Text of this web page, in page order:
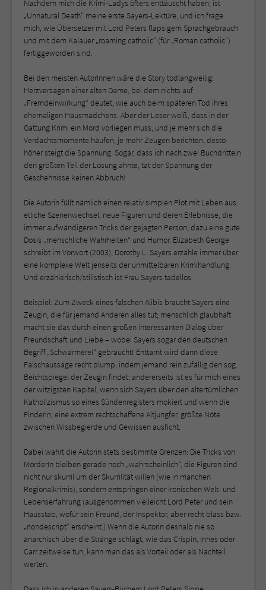
Nachdem mich die Krimi-Ladys öfters enttäuscht haben, ist
„Unnatural Death“ meine erste Sayers-Lektüre, und ich frage
mich, wie Übersetzer mit Lord Peters flapsigem Sprachgebrauch
und mit dem Kalauer „roaming catholic“ (für „Roman catholic“)
fertiggeworden sind.
Bei den meisten AutorInnen wäre die Story todlangweilig:
Herzversagen einer alten Dame, bei dem nichts auf
„Fremdeinwirkung“ deutet, wie auch beim späteren Tod ihres
ehemaligen Hausmädchens. Aber der Leser weiß, dass in der
Gattung Krimi ein Mord vorliegen muss, und je mehr sich die
Verdachtsmomente häufen, je mehr Zeugen berichten, desto
höher steigt die Spannung. Sogar, dass ich nach zwei Buchdritteln
den größten Teil der Lösung ahnte, tat der Spannung der
Geschehnisse keinen Abbruch!
Die Autorin füllt nämlich einen relativ simplen Plot mit Leben aus:
etliche Szenenwechsel, neue Figuren und deren Erlebnisse, die
immer aufwändigeren Tricks der gejagten Person, dazu eine gute
Dosis „menschliche Wahrheiten“ und Humor. Elizabeth George
schreibt im Vorwort (2003), Dorothy L. Sayers erzähle immer über
eine komplexe Welt jenseits der unmittelbaren Krimihandlung.
Und erzählerisch/stilistisch ist Frau Sayers tadellos.
Beispiel: Zum Zweck eines falschen Alibis braucht Sayers eine
Zeugin, die für jemand Anderen alles tut; menschlich glaubhaft
macht sie das durch einen großen interessanten Dialog über
Freundschaft und Liebe – wobei Sayers sogar den deutschen
Begriff „Schwärmerei“ gebraucht! Enttarnt wird dann diese
Falschaussage recht plump, indem jemand rein zufällig den sog.
Beichtspiegel der Zeugin findet; andererseits ist es für mich eines
der witzigsten Kapitel, wenn sich Sayers über den altertümlichen
Katholizismus so eines Sündenregisters mokiert und wenn die
Finderin, eine extrem rechtschaffene Altjungfer, größte Nöte
zwischen Wissbegierde und Gewissen ausficht.
Dabei wahrt die Autorin stets bestimmte Grenzen: Die Tricks von
MörderIn bleiben gerade noch „wahrscheinlich“, die Figuren sind
nicht nur skurril um der Skurrilität willen (wie in manchen
Regionalkrimis), sondern entspringen einer ironischen Welt- und
Lebenserfahrung (ausgenommen vielleicht Lord Peter und sein
Hausstab, wofür sein Freund, der Inspektor, aber recht blass bzw.
„nondescript“ erscheint.) Wenn die Autorin deshalb nie so
anarchisch über die Stränge schlägt, wie das Crispin, Innes oder
Carr zeitweise tun, kann man das als Vorteil oder als Nachteil
werten.